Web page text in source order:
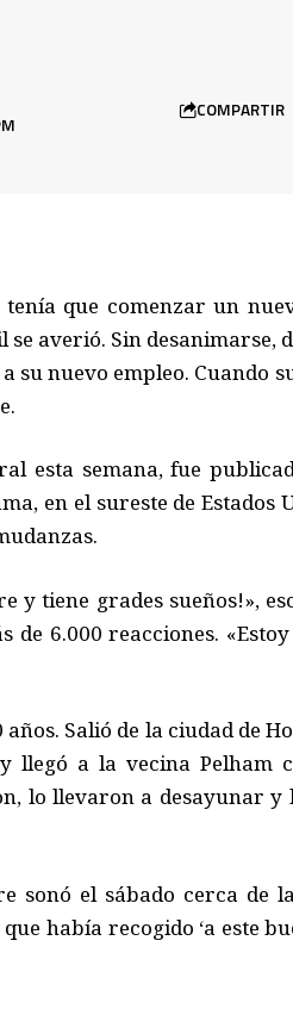
COMPARTIR
que comenzar un
averió. Sin desanimarse,
su nuevo empleo. Cuando
esta semana, fue
en el sureste de Estados
y tiene grades sueños!»,
de 6.000 reacciones.
Salió de la ciudad de
llegó a la vecina Pelham
lo llevaron a desayunar y
sonó el sábado cerca de
había recogido ‘a este